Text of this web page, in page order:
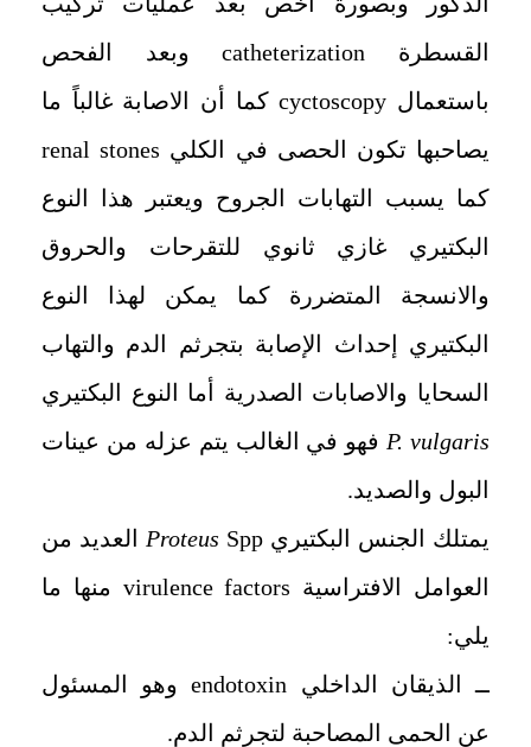
القسطرة catheterization وبعد الفحص
باستعمال cyctoscopy كما أن الاصابة غالباً ما
يصاحبها تكون الحصى في الكلي renal stones
كما يسبب التهابات الجروح ويعتبر هذا النوع
البكتيري غازي ثانوي للتقرحات والحروق
والانسجة المتضررة كما يمكن لهذا النوع
البكتيري إحداث الإصابة بتجرثم الدم والتهاب
السحايا والاصابات الصدرية أما النوع البكتيري
P. vulgaris فهو في الغالب يتم عزله من عينات
البول والصديد.
يمتلك الجنس البكتيري
Proteus Spp العديد من
العوامل الافتراسية virulence factors منها ما
يلي:
ــ الذيقان الداخلي endotoxin وهو المسئول
عن الحمى المصاحبة لتجرثم الدم.